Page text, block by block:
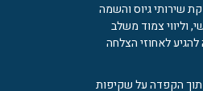
פועלת בשוק מאז 2004, ומספקת שירותי גיוס והשמה
וליווי צמוד משלב
לאחוזי הצלחה
תוך הקפדה על שקיפות